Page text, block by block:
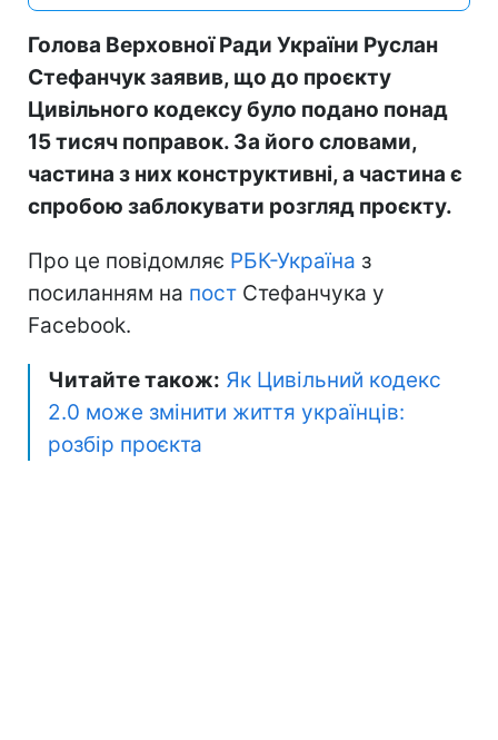
Голова Верховної Ради України Руслан
Стефанчук заявив, що до проєкту
Цивільного кодексу було подано понад
15 тисяч поправок. За його словами,
частина з них конструктивні, а частина є
спробою заблокувати розгляд проєкту.
Про це повідомляє РБК-Україна з
посиланням на пост Стефанчука у
Facebook.
Читайте також: Як Цивільний кодекс
2.0 може змінити життя українців:
розбір проєкта